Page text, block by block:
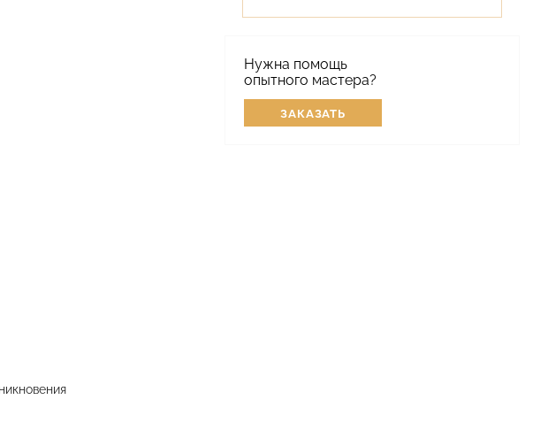
Нужна помощь
опытного мастера?
ЗАКАЗАТЬ